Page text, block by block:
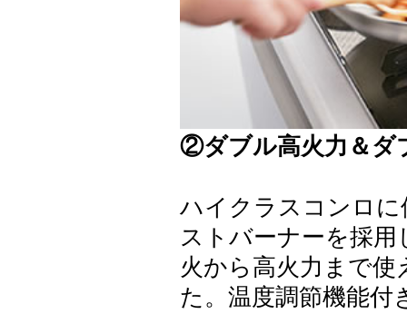
②ダブル高火力＆ダ
ハイクラスコンロ
ストバーナーを採
火から高火力まで
た。温度調節機能